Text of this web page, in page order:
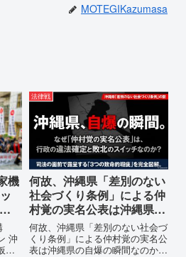
MOTEGIKazumasa
機
沖
法律戦
何故、沖縄県「差別のない
社会づくり条例」による仲
村覚の実名公表は沖縄県の
自爆の瞬間なのか？その3
つの理由。
何故、沖縄県「差別のない社会づ
くり条例」による仲村覚の実名公
表は沖縄県の自爆の瞬間なのか？